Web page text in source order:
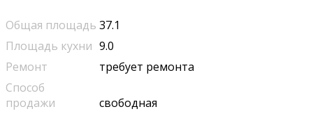
Общая площадь 37.1
Площадь кухни 9.0
Ремонт
требует ремонта
Способ
продажи
свободная